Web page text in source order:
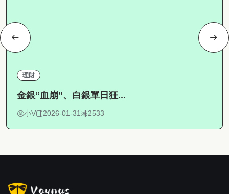
理財
金銀“血崩”、白銀單日狂...
小V 2026-01-31 2533